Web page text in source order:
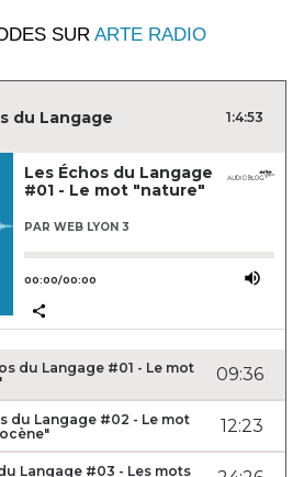
SUR ARTE RADIO